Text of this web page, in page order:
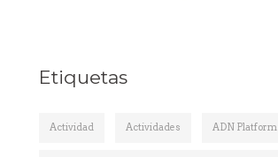
Etiquetas
Actividad Actividades ADN Platform